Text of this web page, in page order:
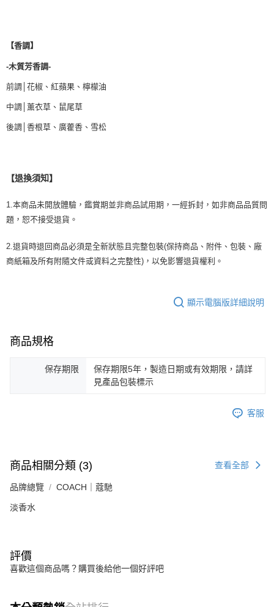
【香調】
-木質芳香調-
前調│花椒、紅蘋果、檸檬油
中調│薰衣草、鼠尾草
後調│香根草、廣藿香、雪松
【退換須知】
1.本商品未開放體驗，鑑賞期並非商品試用期，一經拆封，如非商品品質問
題，恕不接受退貨。
2.退貨時退回商品必須是全新狀態且完整包裝(保持商品、附件、包裝、廠
商紙箱及所有附隨文件或資料之完整性)，以免影響退貨權利。
顯示電腦版詳細說明
商品規格
保存期限
保存期限5年，製造日期或有效期限，請詳
見產品包裝標示
客服
商品相關分類 (3) 查看全部
品牌總覽 COACH｜蔻馳
淡香水
評價
喜歡這個商品嗎？購買後給他一個好評吧